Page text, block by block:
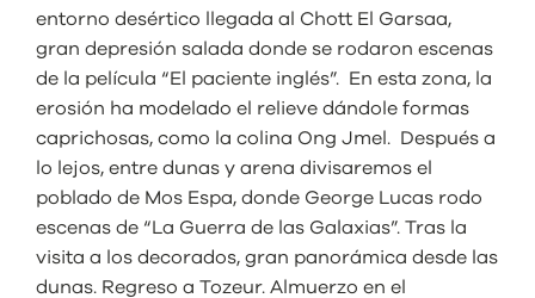
entorno desértico llegada al Chott El Garsaa,
gran depresión salada donde se rodaron escenas
de la película “El paciente inglés”. En esta zona, la
erosión ha modelado el relieve dándole formas
caprichosas, como la colina Ong Jmel. Después a
lo lejos, entre dunas y arena divisaremos el
poblado de Mos Espa, donde George Lucas rodo
escenas de “La Guerra de las Galaxias”. Tras la
visita a los decorados, gran panorámica desde las
dunas. Regreso a Tozeur. Almuerzo en el